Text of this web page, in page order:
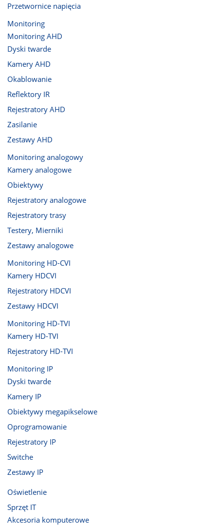
Przetwornice napięcia
Monitoring
Monitoring AHD
Dyski twarde
Kamery AHD
Okablowanie
Reflektory IR
Rejestratory AHD
Zasilanie
Zestawy AHD
Monitoring analogowy
Kamery analogowe
Obiektywy
Rejestratory analogowe
Rejestratory trasy
Testery, Mierniki
Zestawy analogowe
Monitoring HD-CVI
Kamery HDCVI
Rejestratory HDCVI
Zestawy HDCVI
Monitoring HD-TVI
Kamery HD-TVI
Rejestratory HD-TVI
Monitoring IP
Dyski twarde
Kamery IP
Obiektywy megapikselowe
Oprogramowanie
Rejestratory IP
Switche
Zestawy IP
Oświetlenie
Sprzęt IT
Akcesoria komputerowe